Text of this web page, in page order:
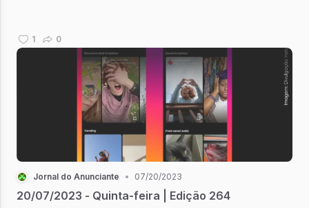
1 0
Jornal do Anunciante • 07/20/2023
20/07/2023 - Quinta-feira | Edição 264